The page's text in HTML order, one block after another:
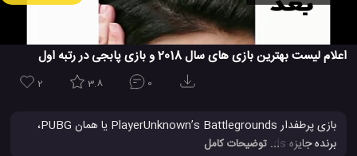
اعلام لیست بهترین بازی های سال 2018 و بازی پابجی در رتبه اول
2 3.8 0
بازی پرطفدار PlayerUnknown’s Battlegrounds یا همان PUBG،
... توضیحات کامل